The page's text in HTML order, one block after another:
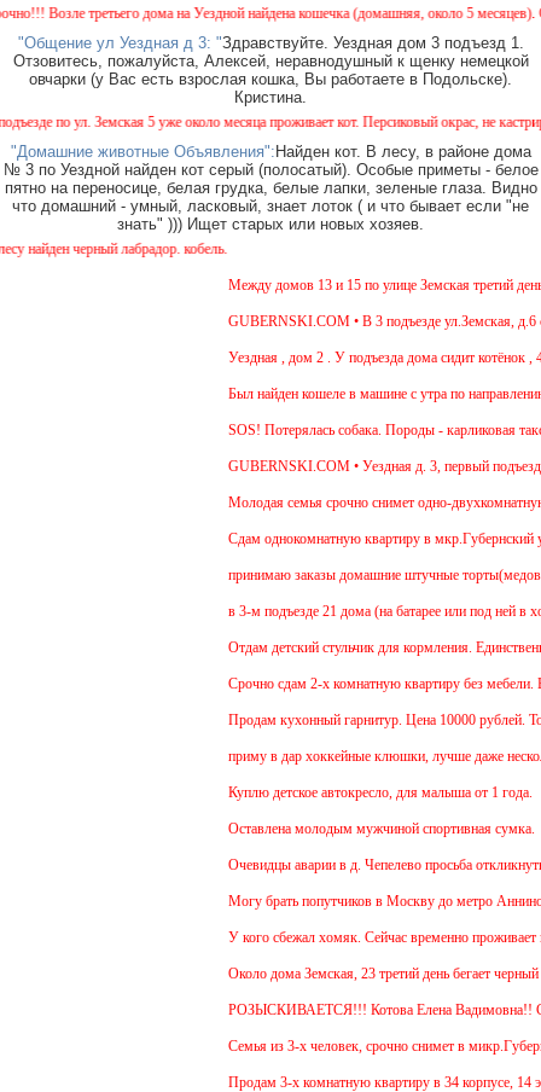
третьего дома на Уездной найдена кошечка (домашняя, около 5 месяцев).
"Общение ул Уездная д 3: "Здравствуйте. Уездная дом 3 подъезд 1.
Отзовитесь, пожалуйста, Алексей, неравнодушный к щенку немецкой
овчарки (у Вас есть взрослая кошка, Вы работаете в Подольске).
Кристина.
по ул. Земская 5 уже около месяца проживает кот. Персиковый окрас, не
"Домашние животные Объявления": Найден кот. В лесу, в районе дома
№ 3 по Уездной найден кот серый (полосатый). Особые приметы - белое
пятно на переносице, белая грудка, белые лапки, зеленые глаза. Видно
что домашний - умный, ласковый, знает лоток ( и что бывает если "не
знать" ))) Ищет старых или новых хозяев.
черный лабрадор. кобель.
Между домов 13 и 15 по улице Земская третий день
GUBERNSKI.COM • В 3 подъезде ул.Земская, д.6
Уездная , дом 2 . У подъезда дома сидит котёнок ,
Был найден кошеле в машине с утра по направлению
SOS! Потерялась собака. Породы - карликовая
GUBERNSKI.COM • Уездная д. 3, первый
Молодая семья срочно снимет одно-двухкомнатную
Cдам однокомнатную квартиру в мкр.Губернский
принимаю заказы домашние штучные
в 3-м подъезде 21 дома (на батарее или под ней в
Отдам детский стульчик для кормления.
Срочно сдам 2-х комнатную квартиру без мебели. В
Продам кухонный гарнитур. Цена 10000 рублей.
приму в дар хоккейные клюшки, лучше даже
Куплю детское автокресло, для малыша от 1 года.
Оставлена молодым мужчиной спортивная сумка.
Очевидцы аварии в д. Чепелево просьба
Могу брать попутчиков в Москву до метро
У кого сбежал хомяк. Сейчас временно проживает
Около дома Земская, 23 третий день бегает черный
РОЗЫСКИВАЕТСЯ!!! Котова Елена
Семья из 3-х человек, срочно снимет в
Продам 3-х комнатную квартиру в 34 корпусе, 14